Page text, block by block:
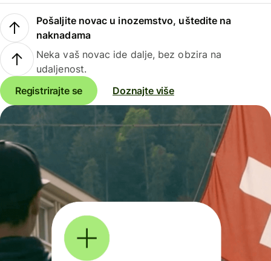
Pošaljite novac u inozemstvo, uštedite na
naknadama
Neka vaš novac ide dalje, bez obzira na
udaljenost.
Registrirajte se
Doznajte više